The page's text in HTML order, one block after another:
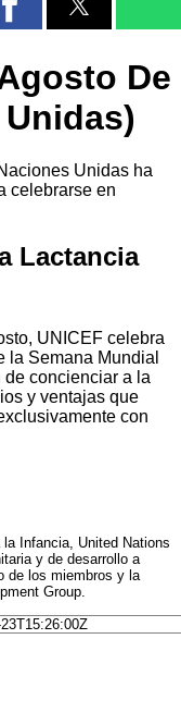
De
Unidas ha
celebrarse en
Lactancia
UNICEF celebra
la Semana Mundial
concienciar a la
y ventajas que
con
Infancia, United Nations
y de desarrollo a
de los miembros y la
Group.